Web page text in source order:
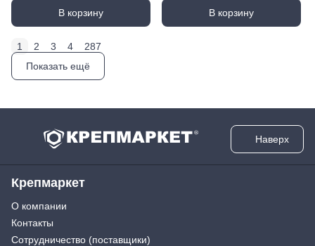
В корзину В корзину
1 2 3 4
287
Показать ещё
Наверх
Крепмаркет
О компании
Контакты
Сотрудничество (поставщики)